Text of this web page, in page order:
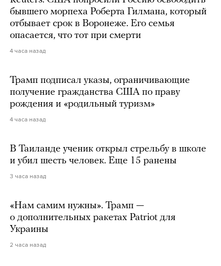
бывшего морпеха Роберта Гилмана, который
отбывает срок в Воронеже. Его семья
опасается, что тот при смерти
4 часа назад
Трамп подписал указы, ограничивающие
получение гражданства США по праву
рождения и «родильный туризм»
4 часа назад
В Таиланде ученик открыл стрельбу в школе
и убил шесть человек. Еще 15 ранены
3 часа назад
«Нам самим нужны». Трамп —
о дополнительных ракетах Patriot для
Украины
2 часа назад